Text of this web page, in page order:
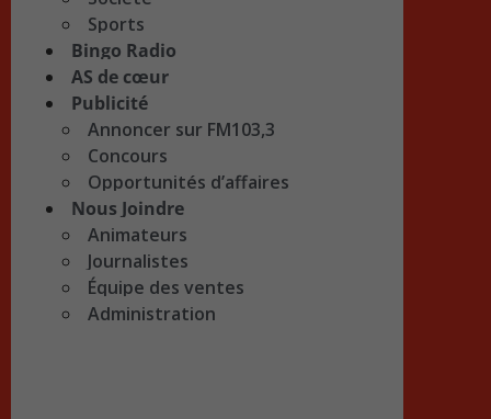
Sports
Bingo Radio
AS de cœur
Publicité
Annoncer sur FM103,3
Concours
Opportunités d’affaires
Nous Joindre
Animateurs
Journalistes
Équipe des ventes
Administration